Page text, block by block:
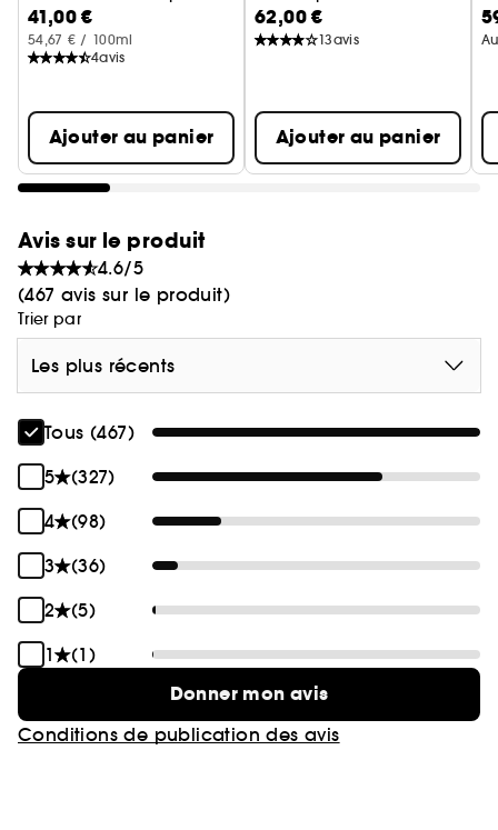
Notes de fond : Vétiver, Patchouli, Absolu de
Tabac, Absolu de Ciste
Le flacon noir intense, aux lignes raffinées, crée
un mystérieux contraste entre opacité et lumière.
Une invitation à ressentir les frissons de l'interdit, à
repousser vos limites et à explorer votre
singularité. Une expérience olfactive qui vous
transformera à jamais.
41,00 €
54,67 € / 100ml
4avis
Ajouter au panier
62,00 €
13avis
Ajouter au panier
Avis sur le produit
4.6/5
(467 avis sur le produit)
Trier par
Les plus récents
Tous (467)
5
(327)
4
(98)
3
(36)
2
(5)
1
(1)
Donner mon avis
Conditions de publication des avis